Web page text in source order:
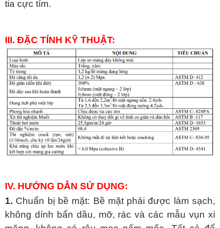
tia cực tím.
III. ĐẶC TÍNH KỸ THUẬT:
IV. HƯỚNG DẪN SỬ DỤNG:
1. Chuẩn bị bề mặt: Bề mặt phải được làm sạch,
không dính bẩn dầu, mỡ, rác và các mẫu vụn xi